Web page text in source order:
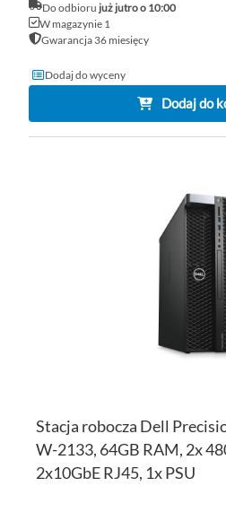
Do odbioru już jutro o 10:00
W magazynie 1
Gwarancja 36 miesięcy
Dodaj do wyceny
Dodaj do
Stacja robocza Dell
W-2133, 64GB RAM, 2x
2x10GbE RJ45, 1x PSU